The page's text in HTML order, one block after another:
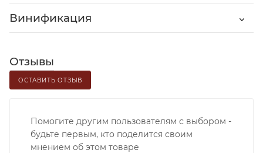
Винификация
Отзывы
ОСТАВИТЬ ОТЗЫВ
Помогите другим пользователям с выбором -
будьте первым, кто поделится своим
мнением об этом товаре